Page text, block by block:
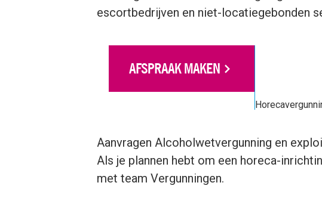
escortbedrijven en niet-locatiegebonden
AFSPRAAK MAKEN
Aanvragen Alcoholwetvergunning en
Als je plannen hebt om een horeca-
met team Vergunningen.